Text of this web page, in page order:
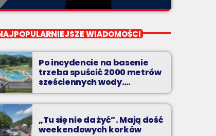
Radio BIELSKO In The Mix
Kilkadziesiąt minut energetycznych beatów.
WIADOMOŚCI
Po incydencie na basenie
trzeba spuścić 2000 metrów
sześciennych wody.
„Ogromne koszty i ogromna
praca”
„Tu się nie da żyć”. Mają dość
weekendowych korków